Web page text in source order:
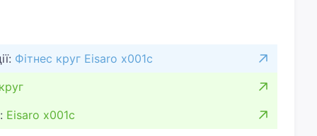
Фітнес круг Eisaro x001c
Eisaro x001c